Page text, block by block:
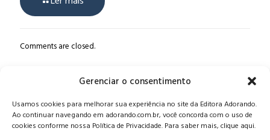
Gerenciar o consentimento
Usamos cookies para melhorar sua experiência no site da Editora Adorando.
Ao continuar navegando em adorando.com.br, você concorda com o uso de
cookies conforme nossa Política de Privacidade. Para saber mais, clique aqui.
Comments are closed.
Alameda Oscar Niemeyer, 1033 – 7º Andar - Portaria 04, Vila da
Serra - Nova Lima/MG, CEP: 34006-065 - MG
CONTATO:editora@adorando.com.br